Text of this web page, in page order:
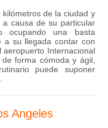
de la ciudad y
causa de su particular
ocupando una basta
a su llegada contar con
aeropuerto Internacional
forma cómoda y ágil,
puede suponer
Angeles